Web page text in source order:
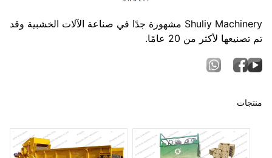
Shuliy Machinery مشهورة جدًا في صناعة الآلات الخشبية وقد
تم تصنيعها لأكثر من 20 عامًا.
منتجات